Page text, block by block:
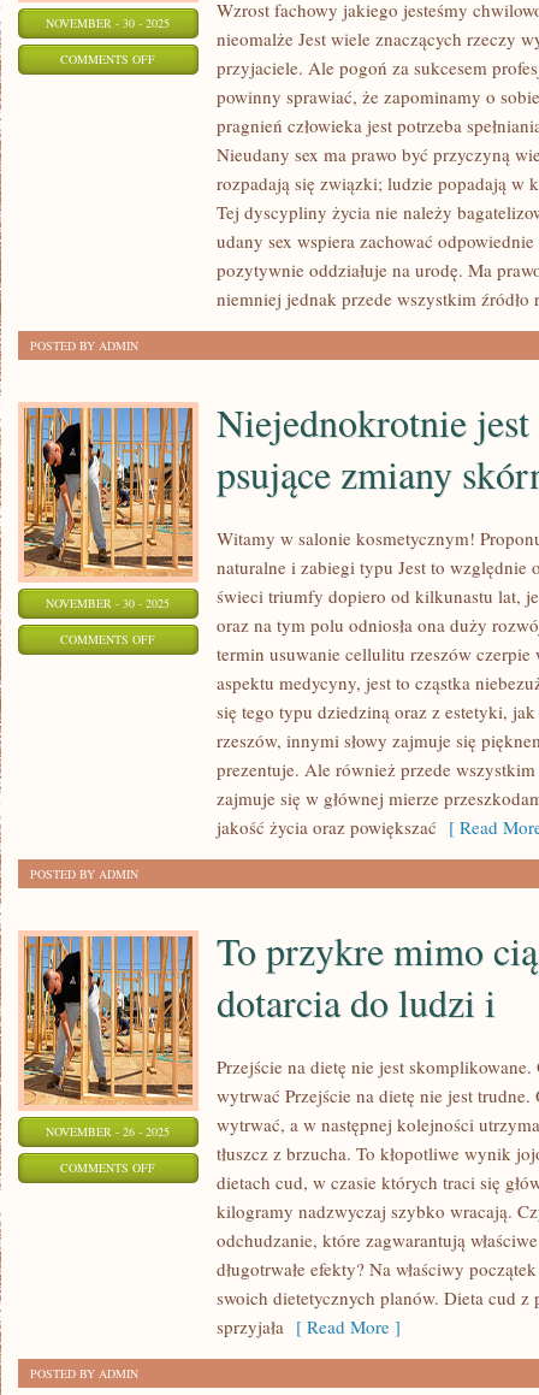
NOVEMBER - 30 - 2025
COMMENTS OFFON
RODZINA,
PRZYJACIELE
Wzrost fachowy jakiego jesteśmy
nieomalże Jest wiele znaczących rzeczy
przyjaciele. Ale pogoń za sukcesem
powinny sprawiać, że zapominamy o
pragnień człowieka jest potrzeba
Nieudany sex ma prawo być przyczyną
rozpadają się związki; ludzie popadają w
Tej dyscypliny życia nie należy
udany sex wspiera zachować
pozytywnie oddziałuje na urodę. Ma
niemniej jednak przede wszystkim źródło
POSTED BY ADMIN
NOVEMBER - 30 - 2025
COMMENTS OFFON
Niejednokrotnie
psujące zmiany
Witamy w salonie kosmetycznym!
naturalne i zabiegi typu Jest to względnie
świeci triumfy dopiero od kilkunastu lat,
oraz na tym polu odniosła ona duży
termin usuwanie cellulitu rzeszów czerpie
aspektu medycyny, jest to cząstka
się tego typu dziedziną oraz z estetyki,
rzeszów, innymi słowy zajmuje się
prezentuje. Ale również przede
zajmuje się w głównej mierze
jakość życia oraz powiększać [ Read
POSTED BY ADMIN
NOVEMBER - 26 - 2025
COMMENTS OFFON
To przykre mimo
dotarcia do ludzi i
Przejście na dietę nie jest
wytrwać Przejście na dietę nie jest
wytrwać, a w następnej kolejności
tłuszcz z brzucha. To kłopotliwe wynik
dietach cud, w czasie których traci się
kilogramy nadzwyczaj szybko wracają.
odchudzanie, które zagwarantują
długotrwałe efekty? Na właściwy
swoich dietetycznych planów. Dieta cud z
sprzyjała [ Read More ]
POSTED BY ADMIN